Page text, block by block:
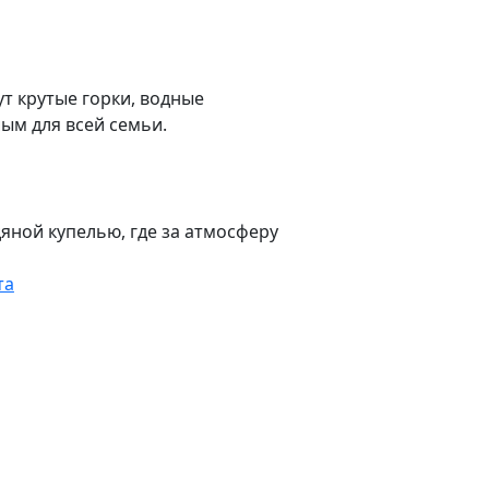
крутые горки, водные
для всей семьи.
купелью, где за атмосферу